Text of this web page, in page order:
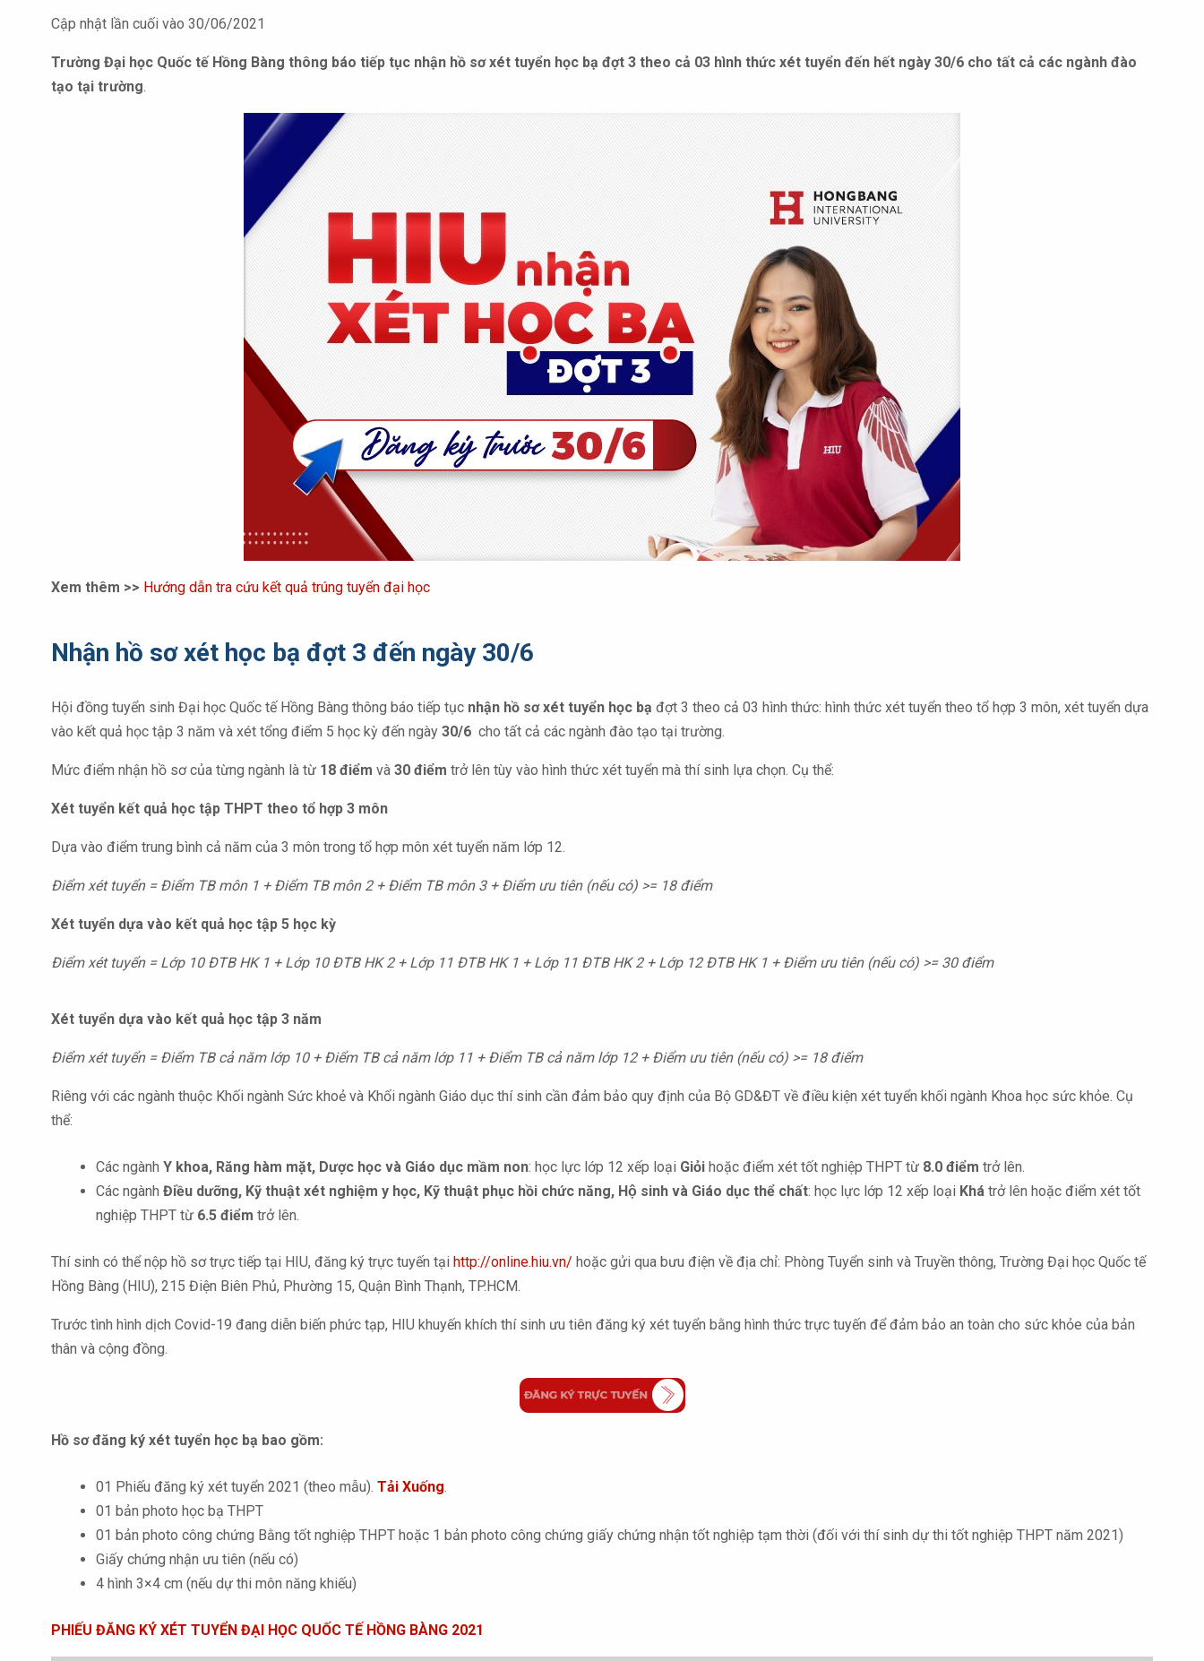
Cập nhật lần cuối vào 30/06/2021
Trường Đại học Quốc tế Hồng Bàng thông báo tiếp tục nhận hồ sơ xét tuyển học bạ đợt 3 theo cả 03 hình thức xét tuyển đến hết ngày 30/6 cho tất cả các ngành đào
tạo tại trường.
Xem thêm >> Hướng dẫn tra cứu kết quả trúng tuyển đại học
Nhận hồ sơ xét học bạ đợt 3 đến ngày 30/6
Hội đồng tuyển sinh Đại học Quốc tế Hồng Bàng thông báo tiếp tục nhận hồ sơ xét tuyển học bạ đợt 3 theo cả 03 hình thức: hình thức xét tuyển theo tổ hợp 3 môn, xét tuyển dựa
vào kết quả học tập 3 năm và xét tổng điểm 5 học kỳ đến ngày 30/6 cho tất cả các ngành đào tạo tại trường.
Mức điểm nhận hồ sơ của từng ngành là từ 18 điểm và 30 điểm trở lên tùy vào hình thức xét tuyển mà thí sinh lựa chọn. Cụ thể:
Xét tuyển kết quả học tập THPT theo tổ hợp 3 môn
Dựa vào điểm trung bình cả năm của 3 môn trong tổ hợp môn xét tuyển năm lớp 12.
Điểm xét tuyển = Điểm TB môn 1 + Điểm TB môn 2 + Điểm TB môn 3 + Điểm ưu tiên (nếu có) >= 18 điểm
Xét tuyển dựa vào kết quả học tập 5 học kỳ
Điểm xét tuyển = Lớp 10 ĐTB HK 1 + Lớp 10 ĐTB HK 2 + Lớp 11 ĐTB HK 1 + Lớp 11 ĐTB HK 2 + Lớp 12 ĐTB HK 1 + Điểm ưu tiên (nếu có) >= 30 điểm
Xét tuyển dựa vào kết quả học tập 3 năm
Điểm xét tuyển = Điểm TB cả năm lớp 10 + Điểm TB cả năm lớp 11 + Điểm TB cả năm lớp 12 + Điểm ưu tiên (nếu có) >= 18 điểm
Riêng với các ngành thuộc Khối ngành Sức khoẻ và Khối ngành Giáo dục thí sinh cần đảm bảo quy định của Bộ GD&ĐT về điều kiện xét tuyển khối ngành Khoa học sức khỏe. Cụ
thể:
Các ngành Y khoa, Răng hàm mặt, Dược học và Giáo dục mầm non: học lực lớp 12 xếp loại Giỏi hoặc điểm xét tốt nghiệp THPT từ 8.0 điểm trở lên.
Các ngành Điều dưỡng, Kỹ thuật xét nghiệm y học, Kỹ thuật phục hồi chức năng, Hộ sinh và Giáo dục thể chất: học lực lớp 12 xếp loại Khá trở lên hoặc điểm xét tốt
nghiệp THPT từ 6.5 điểm trở lên.
Thí sinh có thể nộp hồ sơ trực tiếp tại HIU, đăng ký trực tuyến tại http://online.hiu.vn/ hoặc gửi qua bưu điện về địa chỉ: Phòng Tuyển sinh và Truyền thông, Trường Đại học Quốc tế
Hồng Bàng (HIU), 215 Điện Biên Phủ, Phường 15, Quận Bình Thạnh, TP.HCM.
Trước tình hình dịch Covid-19 đang diễn biến phức tạp, HIU khuyến khích thí sinh ưu tiên đăng ký xét tuyển bằng hình thức trực tuyến để đảm bảo an toàn cho sức khỏe của bản
thân và cộng đồng.
Hồ sơ đăng ký xét tuyển học bạ bao gồm:
01 Phiếu đăng ký xét tuyển 2021 (theo mẫu). Tải Xuống.
01 bản photo học bạ THPT
01 bản photo công chứng Bằng tốt nghiệp THPT hoặc 1 bản photo công chứng giấy chứng nhận tốt nghiệp tạm thời (đối với thí sinh dự thi tốt nghiệp THPT năm 2021)
Giấy chứng nhận ưu tiên (nếu có)
4 hình 3×4 cm (nếu dự thi môn năng khiếu)
PHIẾU ĐĂNG KÝ XÉT TUYỂN ĐẠI HỌC QUỐC TẾ HỒNG BÀNG 2021